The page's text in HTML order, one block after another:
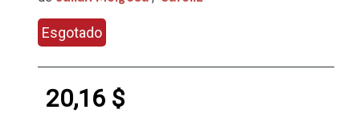
Esgotado
20,16 $